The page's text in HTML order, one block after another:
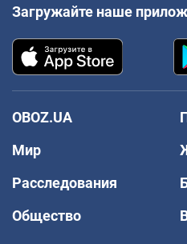
Загружайте наше
OBOZ.UA
Мир
Расследования
Общество